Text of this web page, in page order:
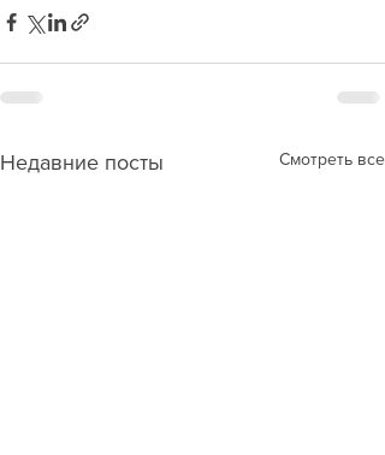
Недавние посты Смотреть все